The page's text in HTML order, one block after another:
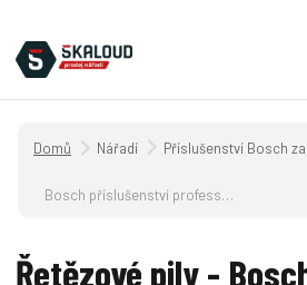
Úvodní strana
Nářadí Příslušenství Bosch
Bosch příslušenství professional
Řetězové pily -